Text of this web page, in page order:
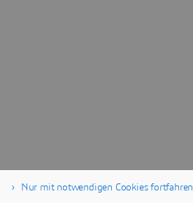
Nur mit notwendigen Cookies fortfahren